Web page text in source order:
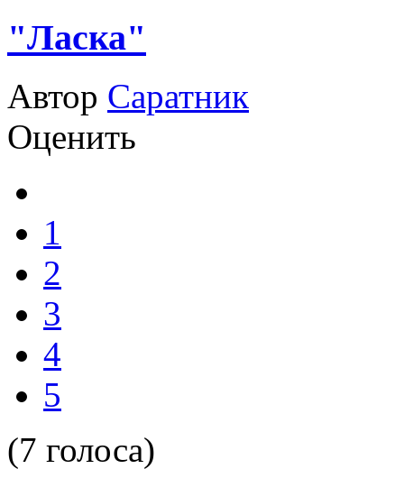
"Ласка"
Автор Саратник
Оценить
1
2
3
4
5
(7 голоса)